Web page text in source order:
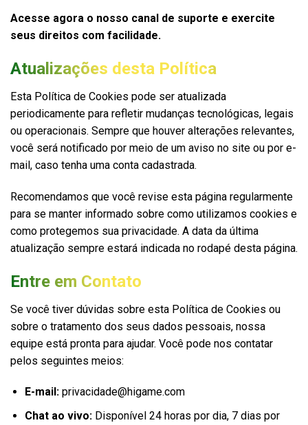
Acesse agora o nosso canal de suporte e exercite
seus direitos com facilidade.
Atualizações desta Política
Esta Política de Cookies pode ser atualizada
periodicamente para refletir mudanças tecnológicas, legais
ou operacionais. Sempre que houver alterações relevantes,
você será notificado por meio de um aviso no site ou por e-
mail, caso tenha uma conta cadastrada.
Recomendamos que você revise esta página regularmente
para se manter informado sobre como utilizamos cookies e
como protegemos sua privacidade. A data da última
atualização sempre estará indicada no rodapé desta página.
Entre em Contato
Se você tiver dúvidas sobre esta Política de Cookies ou
sobre o tratamento dos seus dados pessoais, nossa
equipe está pronta para ajudar. Você pode nos contatar
pelos seguintes meios:
E-mail: privacidade@higame.com
Chat ao vivo:Disponível 24 horas por dia, 7 dias por